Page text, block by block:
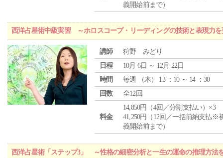
義開始前まで）
西洋占星術中級実習 ～ホロスコープ・リーディングの技術と表現力
講師
狩野 みどり
日程
10月 6日 ～ 12月 22日
時間
毎週 （木） 13 ：10 ～ 14 ：30
回数
全12回
料金
14,850円（4回／分割支払い）×3
41,250円（12回／一括前納支払※
義開始前まで）
西洋占星術「ステップ3」 ～性格の細密分析と一生の運命の推理方法